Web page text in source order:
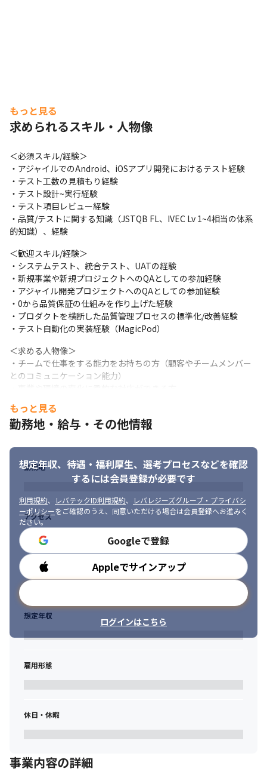
もっと見る
求められるスキル・人物像
＜必須スキル/経験＞
・アジャイルでのAndroid、iOSアプリ開発におけるテスト経験
・テスト工数の見積もり経験
・テスト設計~実行経験
・テスト項目レビュー経験
・品質/テストに関する知識（JSTQB FL、IVEC Lv 1~4相当の体系
的知識）、経験
＜歓迎スキル/経験＞
・システムテスト、統合テスト、UATの経験
・新規事業や新規プロジェクトへのQAとしての参加経験
・アジャイル開発プロジェクトへのQAとしての参加経験
・0から品質保証の仕組みを作り上げた経験
・プロダクトを横断した品質管理プロセスの標準化/改善経験
・テスト自動化の実装経験（MagicPod）
＜求める人物像＞
・チームで仕事をする能力をお持ちの方（顧客やチームメンバー
とのコミュニケーション能力）
もっと見る
勤務地・給与・その他情報
想定年収、待遇・福利厚生、 選考プロセスなどを確認
するには会員登録が必要です
利用規約、 レバテックID利用規約、
レバレジーズグループ・プライバシ
ーポリシーをご確認のうえ、同意いただける場合は会員登録へお進みく
ださい。
Googleで登録
Appleでサインアップ
ログインはこちら
勤務地
アクセス
勤務時間
想定年収
雇用形態
休日・休暇
事業内容の詳細